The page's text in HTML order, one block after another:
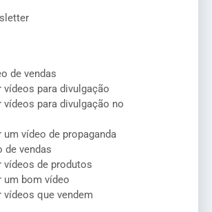
de vendas
para divulgação
para divulgação no
vídeo de propaganda
de vendas
vídeos de produtos
um bom vídeo
vídeos que vendem